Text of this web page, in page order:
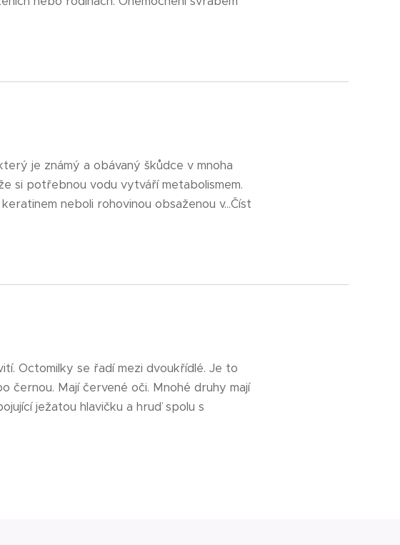
je známý a obávaný škůdce v mnoha
si potřebnou vodu vytváří metabolismem.
neboli rohovinou obsaženou v...Číst
Octomilky se řadí mezi dvoukřídlé. Je to
Mají červené oči. Mnohé druhy mají
ježatou hlavičku a hruď spolu s